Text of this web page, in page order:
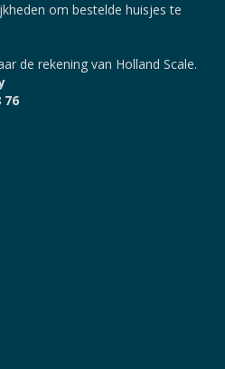
om bestelde huisjes te
de rekening van Holland Scale.
76